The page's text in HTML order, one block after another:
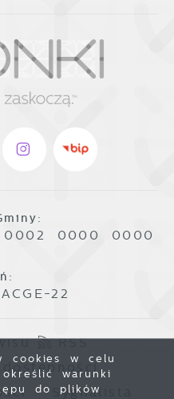
0002 0000 0000
22
RSS
Sygnalista
cookies w celu
warunki
do plików